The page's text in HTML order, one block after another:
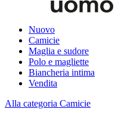
Nuovo
Camicie
Maglia e sudore
Polo e magliette
Biancheria intima
Vendita
Alla categoria Camicie